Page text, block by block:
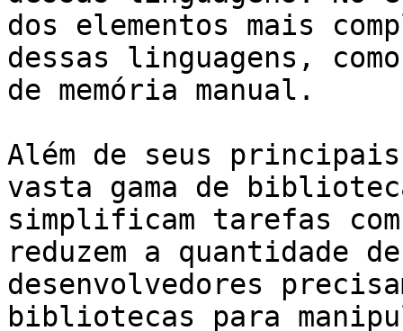
dos elementos mais
dessas linguagens,
de memória manual.
Além de seus
vasta gama de
simplificam tarefas
reduzem a quantidade
desenvolvedores
bibliotecas para